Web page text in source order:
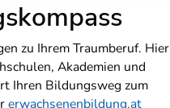
zu Ihrem Traumberuf. Hier
Akademien und
Ihren Bildungsweg zum
erwachsenenbildung.at